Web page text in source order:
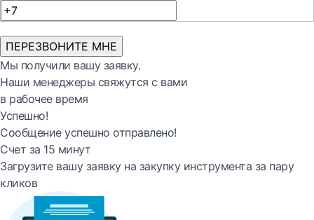
ПЕРЕЗВОНИТЕ МНЕ
Мы получили вашу заявку.
Наши менеджеры свяжутся с вами
в рабочее время
Успешно!
Сообщение успешно отправлено!
Счет за 15 минут
Загрузите вашу заявку на закупку инструмента за пару
кликов